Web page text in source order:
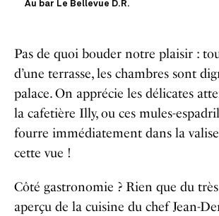
Au bar Le Bellevue D.R.
Pas de quoi bouder notre plaisir :
d’une terrasse, les chambres sont
palace. On apprécie les délicates
la cafetière Illy, ou ces mules-
fourre immédiatement dans la
cette vue !
Côté gastronomie ? Rien que du
aperçu de la cuisine du chef Jean-